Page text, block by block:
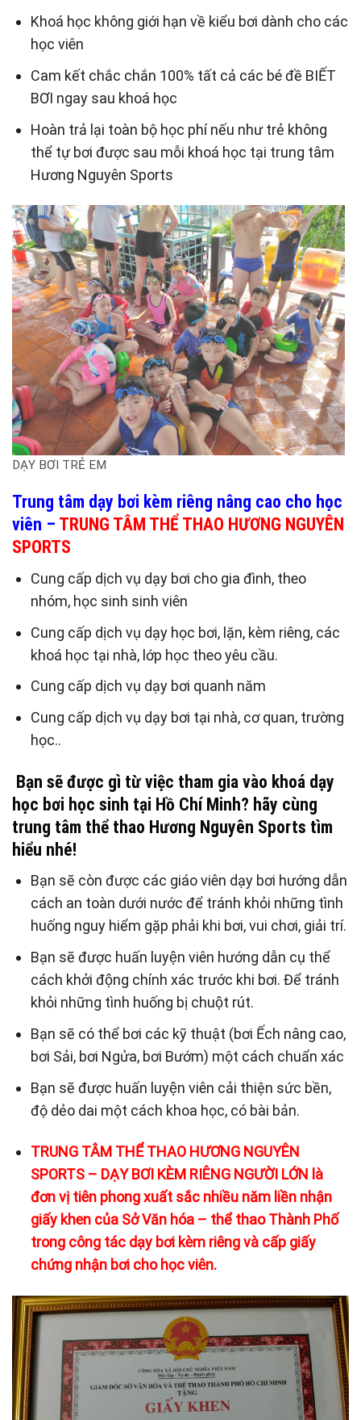
Khoá học không giới hạn về kiểu bơi dành cho các
học viên
Cam kết chắc chắn 100% tất cả các bé đề BIẾT
BƠI ngay sau khoá học
Hoàn trả lại toàn bộ học phí nếu như trẻ không
thể tự bơi được sau mỗi khoá học tại trung tâm
Hương Nguyên Sports
DẠY BƠI TRẺ EM
Trung tâm dạy bơi kèm riêng nâng cao cho học
viên – TRUNG TÂM THỂ THAO HƯƠNG NGUYÊN
SPORTS
Cung cấp dịch vụ dạy bơi cho gia đình, theo
nhóm, học sinh sinh viên
Cung cấp dịch vụ dạy học bơi, lặn, kèm riêng, các
khoá học tại nhà, lớp học theo yêu cầu.
Cung cấp dịch vụ dạy bơi quanh năm
Cung cấp dịch vụ dạy bơi tại nhà, cơ quan, trường
học..
Bạn sẽ được gì từ việc tham gia vào khoá dạy
học bơi học sinh tại Hồ Chí Minh? hãy cùng
trung tâm thể thao Hương Nguyên Sports tìm
hiểu nhé!
Bạn sẽ còn được các giáo viên dạy bơi hướng dẫn
cách an toàn dưới nước để tránh khỏi những tình
huống nguy hiểm gặp phải khi bơi, vui chơi, giải trí.
Bạn sẽ được huấn luyện viên hướng dẫn cụ thể
cách khởi động chính xác trước khi bơi. Để tránh
khỏi những tình huống bị chuột rút.
Bạn sẽ có thể bơi các kỹ thuật (bơi Ếch nâng cao,
bơi Sải, bơi Ngửa, bơi Bướm) một cách chuẩn xác
Bạn sẽ được huấn luyện viên cải thiện sức bền,
độ dẻo dai một cách khoa học, có bài bản.
TRUNG TÂM THỂ THAO HƯƠNG NGUYÊN
SPORTS – DẠY BƠI KÈM RIÊNG NGƯỜI LỚN là
đơn vị tiên phong xuất sắc nhiều năm liền nhận
giấy khen của Sở Văn hóa – thể thao Thành Phố
trong công tác dạy bơi kèm riêng và cấp giấy
chứng nhận bơi cho học viên.